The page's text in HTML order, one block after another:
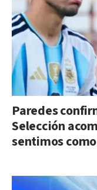
Paredes
Selección
sentimos